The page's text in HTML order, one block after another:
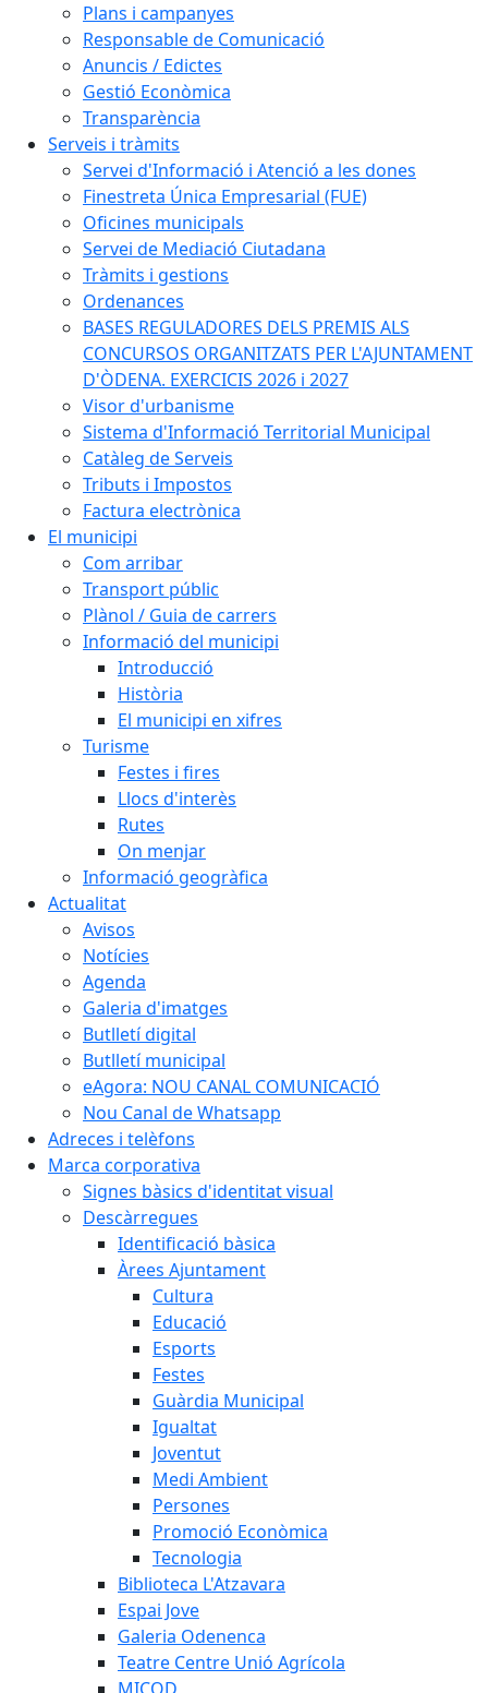
Plans i campanyes
Responsable de Comunicació
Anuncis / Edictes
Gestió Econòmica
Transparència
Serveis i tràmits
Servei d'Informació i Atenció a les dones
Finestreta Única Empresarial (FUE)
Oficines municipals
Servei de Mediació Ciutadana
Tràmits i gestions
Ordenances
BASES REGULADORES DELS PREMIS ALS
CONCURSOS ORGANITZATS PER L'AJUNTAMENT
D'ÒDENA. EXERCICIS 2026 i 2027
Visor d'urbanisme
Sistema d'Informació Territorial Municipal
Catàleg de Serveis
Tributs i Impostos
Factura electrònica
El municipi
Com arribar
Transport públic
Plànol / Guia de carrers
Informació del municipi
Introducció
Història
El municipi en xifres
Turisme
Festes i fires
Llocs d'interès
Rutes
On menjar
Informació geogràfica
Actualitat
Avisos
Notícies
Agenda
Galeria d'imatges
Butlletí digital
Butlletí municipal
eAgora: NOU CANAL COMUNICACIÓ
Nou Canal de Whatsapp
Adreces i telèfons
Marca corporativa
Signes bàsics d'identitat visual
Descàrregues
Identificació bàsica
Àrees Ajuntament
Cultura
Educació
Esports
Festes
Guàrdia Municipal
Igualtat
Joventut
Medi Ambient
Persones
Promoció Econòmica
Tecnologia
Biblioteca L'Atzavara
Espai Jove
Galeria Odenenca
Teatre Centre Unió Agrícola